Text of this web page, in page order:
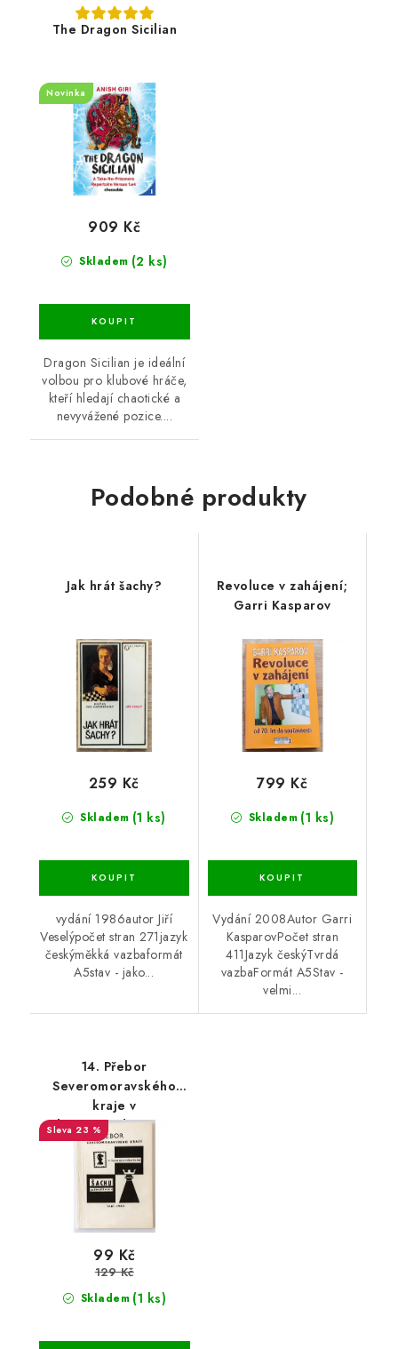
The Dragon Sicilian
Novinka
Skladem (2 ks)
909 Kč
Dragon Sicilian je ideální
volbou pro klubové hráče,
kteří hledají chaotické a
nevyvážené pozice....
Podobné produkty
Jak hrát šachy?
Skladem (1 ks)
259 Kč
vydání 1986autor Jiří
Veselýpočet stran 271jazyk
českýměkká vazbaformát
A5stav - jako...
Revoluce v zahájení;
Garri Kasparov
Skladem (1 ks)
799 Kč
Vydání 2008Autor Garri
KasparovPočet stran
411Jazyk českýTvrdá
vazbaFormát A5Stav -
velmi...
14. Přebor
Severomoravského
kraje v
korespondenčním
šachu
23 %
Skladem (1 ks)
99 Kč
129 Kč